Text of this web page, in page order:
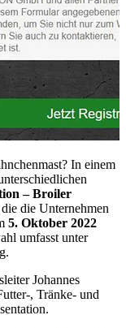
In einem
– Broiler
die Unternehmen
5. Oktober 2022
umfasst unter
Johannes
, Tränke- und